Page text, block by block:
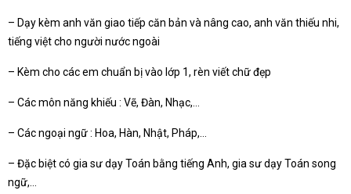
– Dạy kèm anh văn giao tiếp căn bản và nâng cao, anh văn thiếu nhi,
tiếng việt cho người nước ngoài
– Kèm cho các em chuẩn bị vào lớp 1, rèn viết chữ đẹp
– Các môn năng khiếu : Vẽ, Đàn, Nhạc,…
– Các ngoại ngữ : Hoa, Hàn, Nhật, Pháp,…
– Đặc biệt có gia sư dạy Toán bằng tiếng Anh, gia sư dạy Toán song
ngữ,…